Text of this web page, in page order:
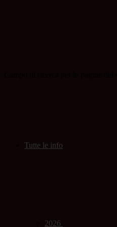
Tutte le info
2026